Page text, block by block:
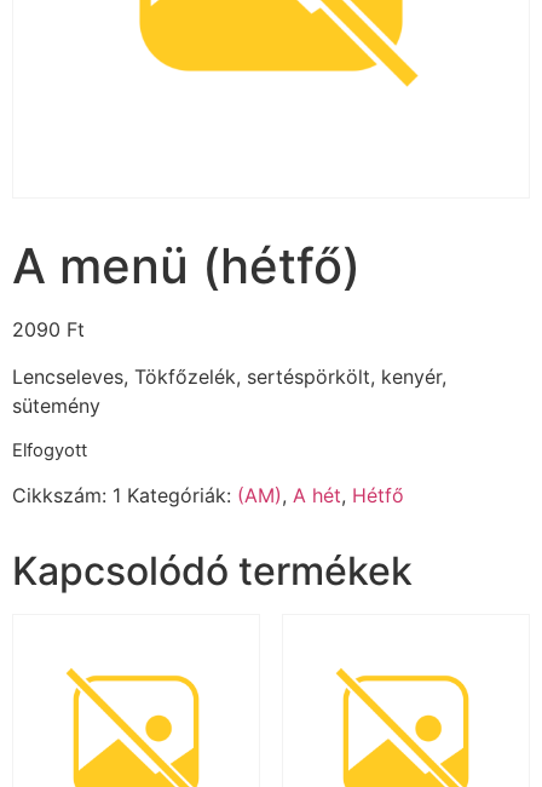
A menü (hétfő)
2090 Ft
Lencseleves, Tökfőzelék, sertéspörkölt, kenyér,
sütemény
Elfogyott
Cikkszám: 1 Kategóriák: (AM), A hét, Hétfő
Kapcsolódó termékek